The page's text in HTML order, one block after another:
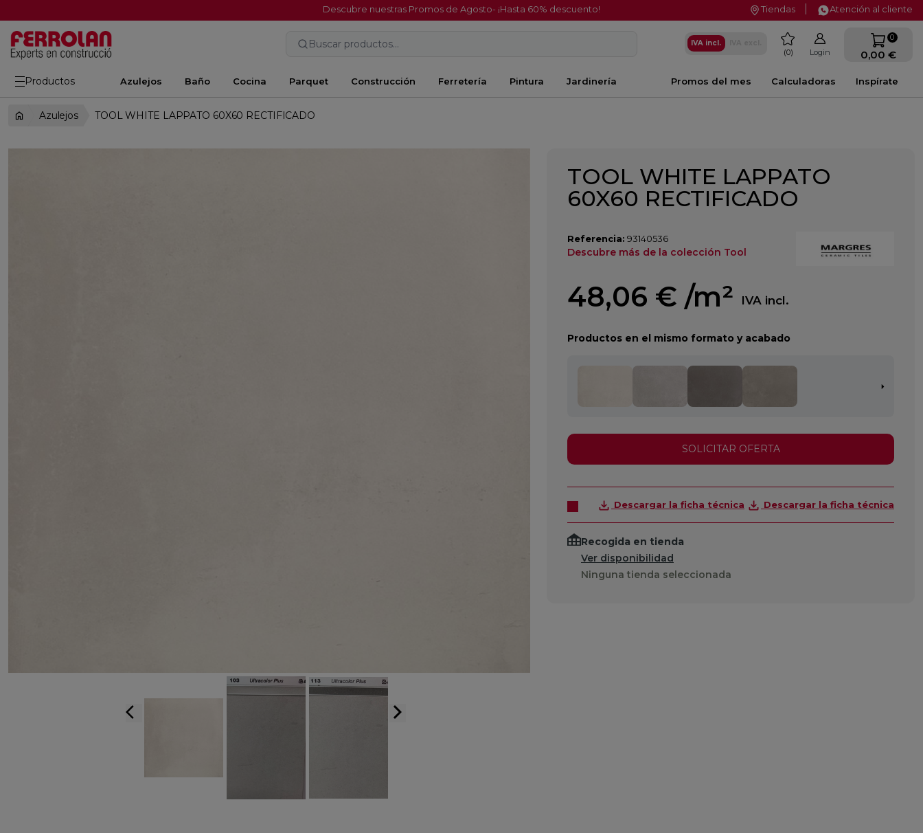
Descubre nuestras Promos de Agosto- ¡Hasta 60% descuento! Tiendas Atención al cliente
Buscar productos... IVA incl. favorite
0 Login
0
0,00 €
Productos Azulejos Baño Cocina Parquet Construcción Ferretería Pintura Jardinería Inspírate
Calculadoras
Promos del mes
Azulejos TOOL WHITE LAPPATO 60X60 RECTIFICADO
arrow_back_ios arrow_forward_ios
TOOL WHITE LAPPATO
60X60 RECTIFICADO
Referencia: 93140536
Descubre más de la colección Tool
48,06 € /m² IVA incl.
Productos en el mismo formato y acabado
SOLICITAR OFERTA
Descargar la ficha técnica Descargar la ficha técnica
Recogida en tienda
Ver disponibilidad
Ninguna tienda seleccionada